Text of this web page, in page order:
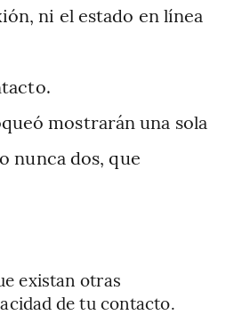
ni el estado en línea
mostrarán una sola
nunca dos, que
existan otras
de tu contacto.